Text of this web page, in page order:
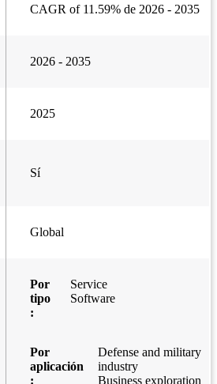
CAGR of 11.59% de 2026 - 2035
2026 - 2035
2025
Sí
Global
Por
tipo
:
Service
Software
Por
aplicación
:
Defense and military
industry
Business exploration